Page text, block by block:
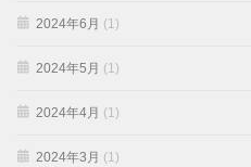
2024年6月 (1)
2024年5月 (1)
2024年4月 (1)
2024年3月 (1)